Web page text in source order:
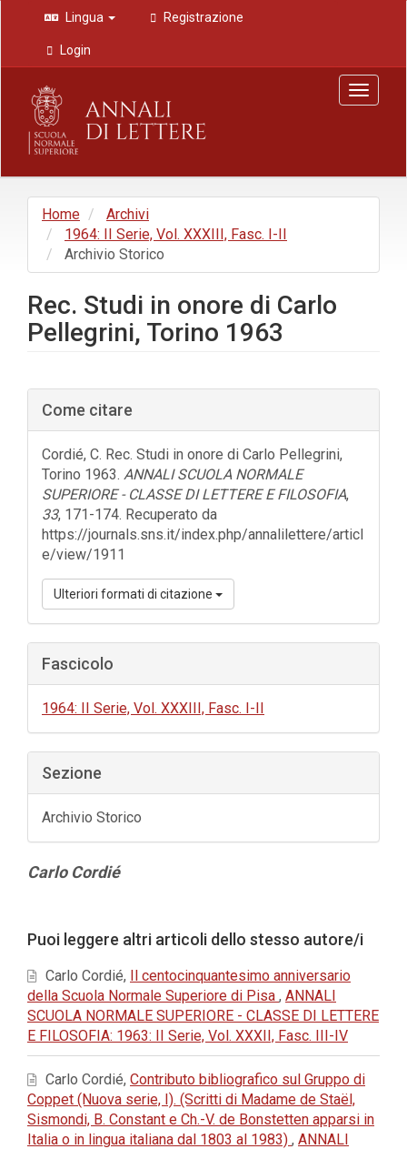
Navigazione
principale
Contenuto
principale
Barra
laterale
Lingua Registrazione
Login
Toggle
Home
Archivi
1964: II Serie, Vol. XXXIII, Fasc. I-II
Archivio Storico
Rec. Studi in onore di Carlo
Pellegrini, Torino 1963
Barra
laterale
dell'articolo
Come citare
Cordié, C. Rec. Studi in onore di Carlo Pellegrini,
Torino 1963. ANNALI SCUOLA NORMALE
SUPERIORE - CLASSE DI LETTERE E FILOSOFIA,
33, 171-174. Recuperato da
https://journals.sns.it/index.php/annalilettere/articl
e/view/1911
Ulteriori formati di citazione
Fascicolo
1964: II Serie, Vol. XXXIII, Fasc. I-II
Sezione
Archivio Storico
Contenuto
Carlo Cordié
dell'articolo
Puoi leggere altri articoli dello stesso autore/i
Carlo Cordié, Il centocinquantesimo anniversario
della Scuola Normale Superiore di Pisa , ANNALI
SCUOLA NORMALE SUPERIORE - CLASSE DI LETTERE
E FILOSOFIA: 1963: II Serie, Vol. XXXII, Fasc. III-IV
Carlo Cordié, Contributo bibliografico sul Gruppo di
Coppet (Nuova serie, I). (Scritti di Madame de Staël,
Sismondi, B. Constant e Ch.-V. de Bonstetten apparsi in
Italia o in lingua italiana dal 1803 al 1983) , ANNALI